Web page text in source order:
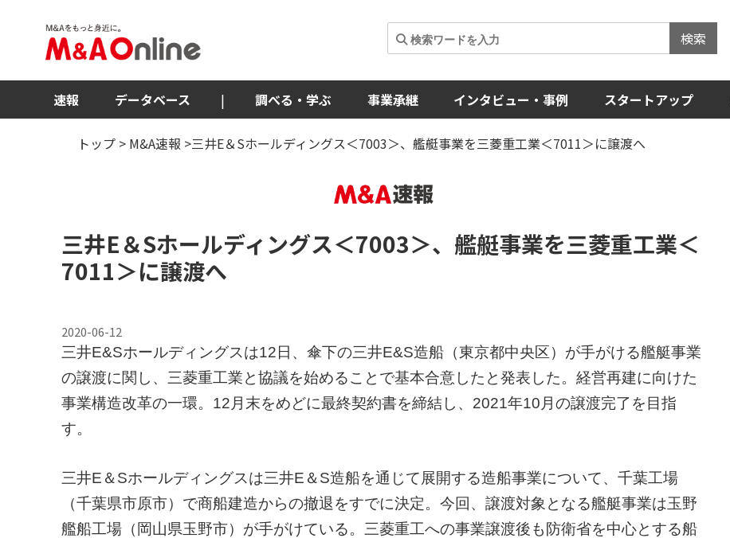
検索
速報 データベース | 調べる・学ぶ 事業承継 インタビュー・事例 スタートアップ
トップ > M&A速報 >三井E＆Sホールディングス＜7003＞、艦艇事業を三菱重工業＜7011＞に譲渡へ
三井E＆Sホールディングス＜7003＞、艦艇事業を三菱重工業＜
7011＞に譲渡へ
2020-06-12
三井E&Sホールディングスは12日、傘下の三井E&S造船（東京都中央区）が手がける艦艇事業
の譲渡に関し、三菱重工業と協議を始めることで基本合意したと発表した。経営再建に向けた
事業構造改革の一環。12月末をめどに最終契約書を締結し、2021年10月の譲渡完了を目指
す。
三井E＆Sホールディングスは三井E＆S造船を通じて展開する造船事業について、千葉工場
（千葉県市原市）で商船建造からの撤退をすでに決定。今回、譲渡対象となる艦艇事業は玉野
艦船工場（岡山県玉野市）が手がけている。三菱重工への事業譲渡後も防衛省を中心とする船